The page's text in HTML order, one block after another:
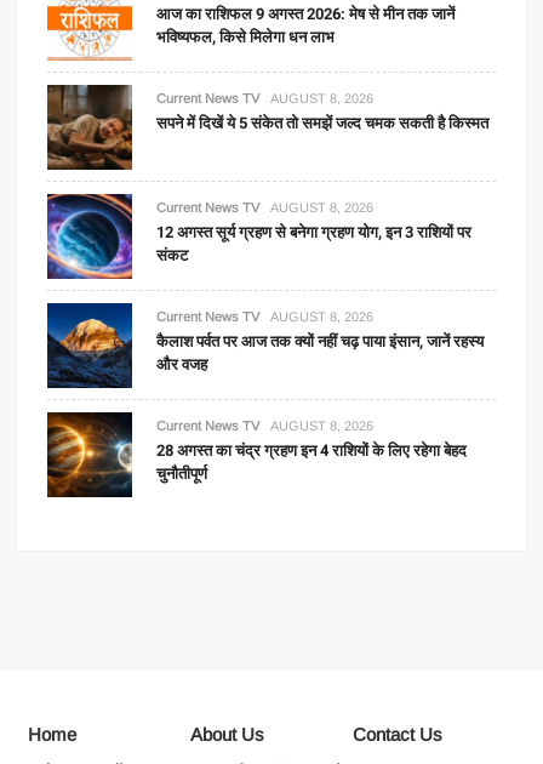
आज का राशिफल 9 अगस्त 2026: मेष से मीन तक जानें
भविष्यफल, किसे मिलेगा धन लाभ
Current News TV AUGUST 8, 2026
सपने में दिखें ये 5 संकेत तो समझें जल्द चमक सकती है किस्मत
Current News TV AUGUST 8, 2026
12 अगस्त सूर्य ग्रहण से बनेगा ग्रहण योग, इन 3 राशियों पर
संकट
Current News TV AUGUST 8, 2026
कैलाश पर्वत पर आज तक क्यों नहीं चढ़ पाया इंसान, जानें रहस्य
और वजह
Current News TV AUGUST 8, 2026
28 अगस्त का चंद्र ग्रहण इन 4 राशियों के लिए रहेगा बेहद
चुनौतीपूर्ण
Home About Us
Contact Us